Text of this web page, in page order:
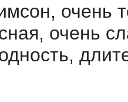
очень
очень